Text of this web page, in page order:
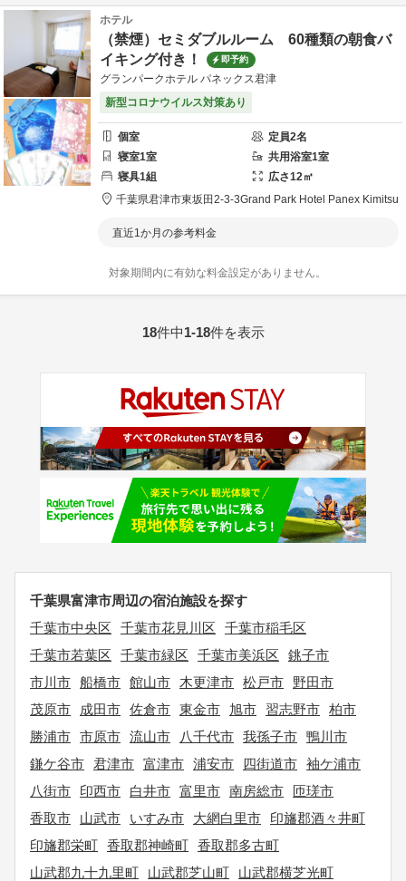
ホテル
（禁煙）セミダブルルーム 60種類の朝食バ
イキング付き！
即予約
グランパークホテル パネックス君津
新型コロナウイルス対策あり
個室 定員2名
寝室1室 共用浴室1室
寝具1組 広さ12㎡
千葉県君津市東坂田2-3-3Grand Park Hotel Panex Kimitsu
直近1か月の参考料金
対象期間内に有効な料金設定がありません。
18件中1-18件を表示
千葉県富津市周辺の宿泊施設を探す
千葉市中央区
千葉市花見川区
千葉市稲毛区
千葉市若葉区
千葉市緑区 千葉市美浜区
銚子市
市川市 船橋市 館山市 木更津市 松戸市
野田市
茂原市
成田市 佐倉市 東金市 旭市 習志野市 柏市
勝浦市 市原市 流山市 八千代市 我孫子市 鴨川市
鎌ケ谷市 君津市 富津市 浦安市 四街道市 袖ケ浦市
八街市
印西市 白井市 富里市 南房総市
匝瑳市
香取市
山武市 いすみ市 大網白里市
印旛郡酒々井町
印旛郡栄町 香取郡神崎町 香取郡多古町
山武郡九十九里町
山武郡芝山町
山武郡横芝光町